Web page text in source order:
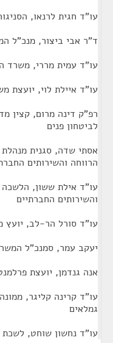
עו"ד חגית לרנאו,
ד"ר אבי ביצור, מנכ"ל
עו"ד עמית מררי, משרד
עו"ד איילת לוי, יועצת
רפ"ק דינה מרום, קצין
לביטחון פנים
אסתי שדה, סגנית
הרווחה והשירותים
עו"ד אילת ששון,
והשירותים החברתיים
עו"ד סורל הר-לב, יועץ
יעקב עמר, סמנכ"ל
אנה גנדמן, יועצת
עו"ד קרינה קליגר,
גמלאים
עו"ד נחשון שוחט, לשכת